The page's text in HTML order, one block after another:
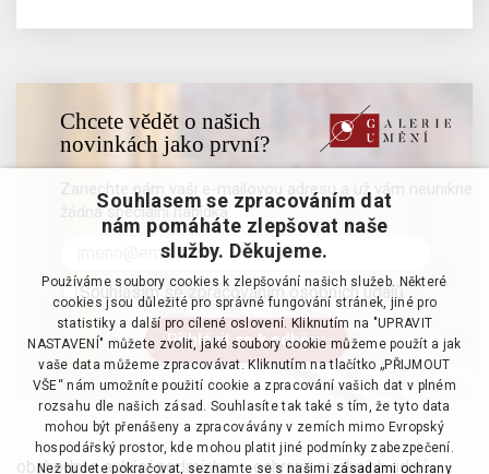
Chcete vědět o našich
novinkách jako první?
Zanechte nám vaši e-mailovou adresu a už vám neunikne
žádná speciální nabídka
Souhlasím se zpracováním osobních údajů
obchodní a aukční podmínky · ochrana osobních údajů ·
Souhlasem se zpracováním dat
nám pomáháte zlepšovat naše
služby. Děkujeme.
Používáme soubory cookies k zlepšování našich služeb. Některé
cookies jsou důležité pro správné fungování stránek, jiné pro
statistiky a další pro cílené oslovení. Kliknutím na "UPRAVIT
NASTAVENÍ" můžete zvolit, jaké soubory cookie můžeme použít a jak
vaše data můžeme zpracovávat. Kliknutím na tlačítko „PŘIJMOUT
VŠE“ nám umožníte použití cookie a zpracování vašich dat v plném
rozsahu dle našich zásad. Souhlasíte tak také s tím, že tyto data
mohou být přenášeny a zpracovávány v zemích mimo Evropský
hospodářský prostor, kde mohou platit jiné podmínky zabezpečení.
Než budete pokračovat, seznamte se s našimizásadami ochrany